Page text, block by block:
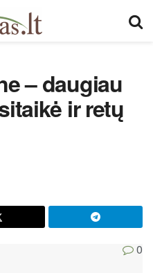
– daugiau
ir retų
0